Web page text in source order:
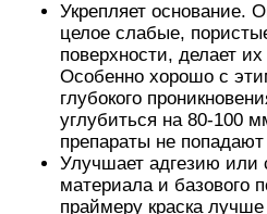
Укрепляет основание.
целое слабые,
поверхности, делает
Особенно хорошо с
глубокого
углубиться на 80-100
препараты не
Улучшает адгезию или
материала и базового
праймеру краска